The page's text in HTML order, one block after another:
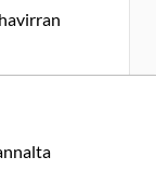
eli